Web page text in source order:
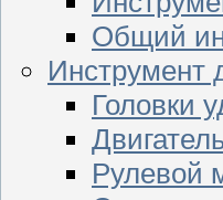
Общий
Инструмент
Головки
Рулевой